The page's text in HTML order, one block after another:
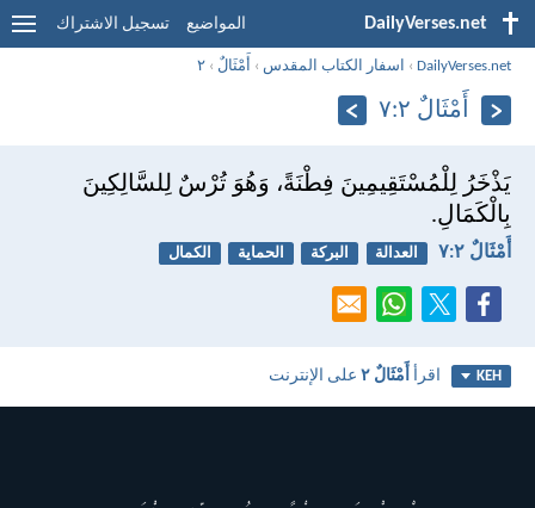
DailyVerses.net المواضيع تسجيل الاشتراك
DailyVerses.net
› اسفار الكتاب المقدس › أَمْثَالٌ ›٢
أَمْثَالٌ ٢:‏٧
يَذْخَرُ لِلْمُسْتَقِيمِينَ فِطْنَةً، وَهُوَ تُرْسٌ لِلسَّالِكِينَ
بِالْكَمَالِ.
أَمْثَالٌ ٢:‏٧ العدالة البركة الحماية الكمال
KEH اقرأأَمْثَالٌ ٢ على الإنترنت